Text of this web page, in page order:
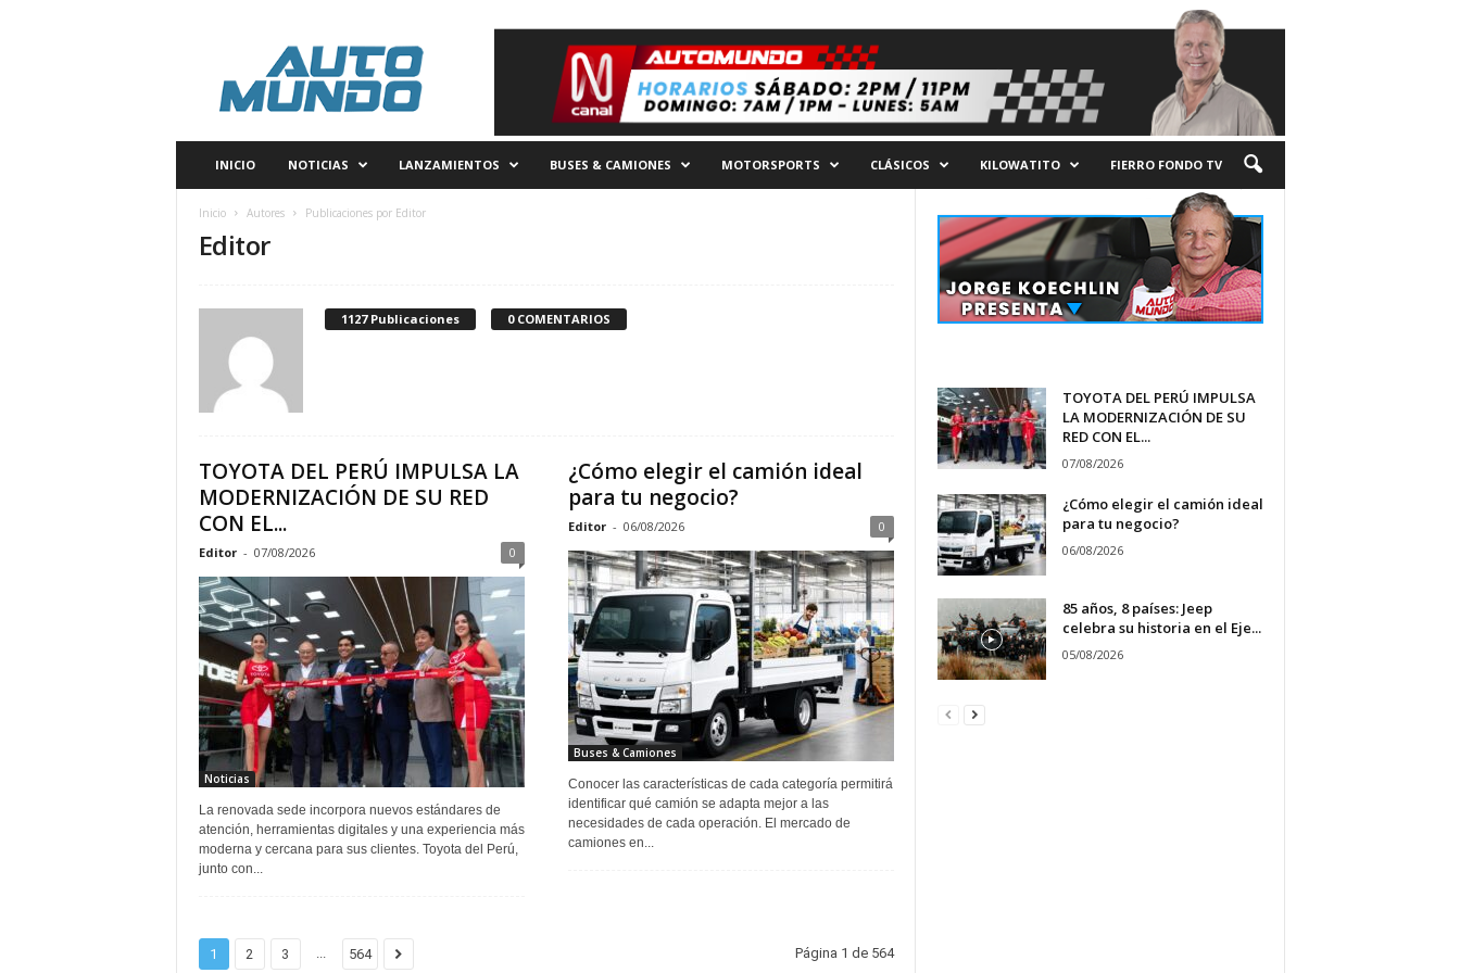
INICIO NOTICIAS LANZAMIENTOS BUSES & CAMIONES MOTORSPORTS CLÁSICOS KILOWATITO FIERRO FONDO TV
Inicio Autores Publicaciones por Editor
Editor
1127 Publicaciones 0 COMENTARIOS
TOYOTA DEL PERÚ IMPULSA LA
MODERNIZACIÓN DE SU RED
CON EL...
Editor - 07/08/2026 0
Noticias
La renovada sede incorpora nuevos estándares de
atención, herramientas digitales y una experiencia más
moderna y cercana para sus clientes. Toyota del Perú,
junto con...
¿Cómo elegir el camión ideal
para tu negocio?
Editor - 06/08/2026 0
Buses & Camiones
Conocer las características de cada categoría permitirá
identificar qué camión se adapta mejor a las
necesidades de cada operación. El mercado de
camiones en...
1 2 3 ... 564 Página 1 de 564
TOYOTA DEL PERÚ IMPULSA
LA MODERNIZACIÓN DE SU
RED CON EL...
07/08/2026
¿Cómo elegir el camión ideal
para tu negocio?
06/08/2026
85 años, 8 países: Jeep
celebra su historia en el Eje...
05/08/2026